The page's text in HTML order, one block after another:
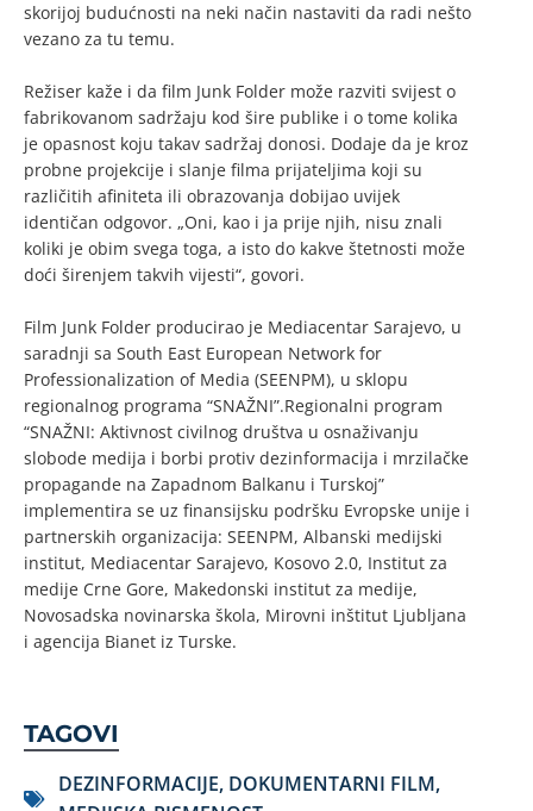
skorijoj budućnosti na neki način nastaviti da radi nešto
vezano za tu temu.
Režiser kaže i da film Junk Folder može razviti svijest o
fabrikovanom sadržaju kod šire publike i o tome kolika
je opasnost koju takav sadržaj donosi. Dodaje da je kroz
probne projekcije i slanje filma prijateljima koji su
različitih afiniteta ili obrazovanja dobijao uvijek
identičan odgovor. „Oni, kao i ja prije njih, nisu znali
koliki je obim svega toga, a isto do kakve štetnosti može
doći širenjem takvih vijesti“, govori.
Film Junk Folder producirao je Mediacentar Sarajevo, u
saradnji sa South East European Network for
Professionalization of Media (SEENPM), u sklopu
regionalnog programa “SNAŽNI”.Regionalni program
“SNAŽNI: Aktivnost civilnog društva u osnaživanju
slobode medija i borbi protiv dezinformacija i mrzilačke
propagande na Zapadnom Balkanu i Turskoj”
implementira se uz finansijsku podršku Evropske unije i
partnerskih organizacija: SEENPM, Albanski medijski
institut, Mediacentar Sarajevo, Kosovo 2.0, Institut za
medije Crne Gore, Makedonski institut za medije,
Novosadska novinarska škola, Mirovni inštitut Ljubljana
i agencija Bianet iz Turske.
TAGOVI
DEZINFORMACIJE, DOKUMENTARNI FILM,